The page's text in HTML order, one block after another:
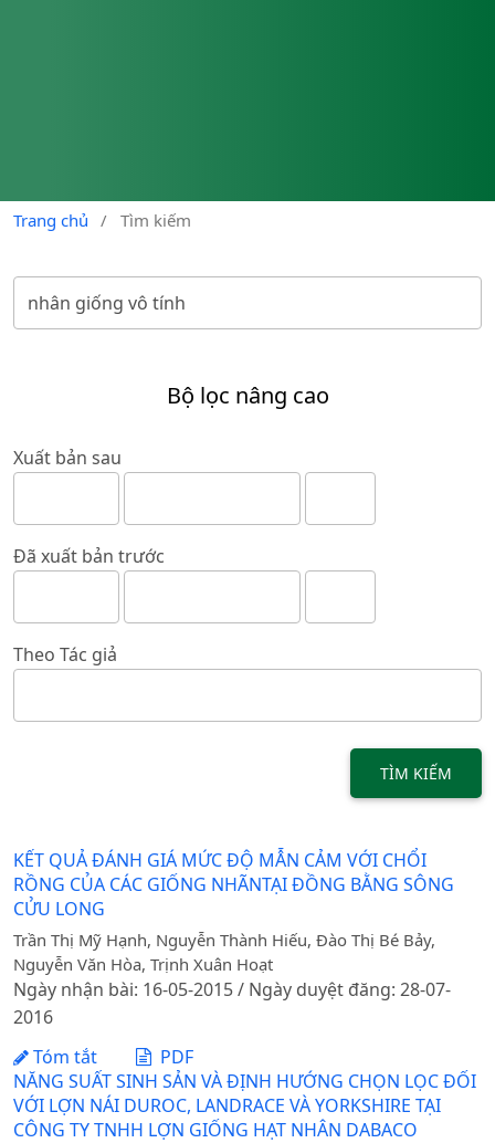
Trang chủ / Tìm kiếm
Bộ lọc nâng cao
Xuất bản sau
Đã xuất bản trước
Theo Tác giả
TÌM KIẾM
KẾT QUẢ ĐÁNH GIÁ MỨC ĐỘ MẪN CẢM VỚI CHỔI
RỒNG CỦA CÁC GIỐNG NHÃNTẠI ĐỒNG BẰNG SÔNG
CỬU LONG
Trần Thị Mỹ Hạnh, Nguyễn Thành Hiếu, Đào Thị Bé Bảy,
Nguyễn Văn Hòa, Trịnh Xuân Hoạt
Ngày nhận bài: 16-05-2015 / Ngày duyệt đăng: 28-07-
2016
Tóm tắt
PDF
NĂNG SUẤT SINH SẢN VÀ ĐỊNH HƯỚNG CHỌN LỌC ĐỐI
VỚI LỢN NÁI DUROC, LANDRACE VÀ YORKSHIRE TẠI
CÔNG TY TNHH LỢN GIỐNG HẠT NHÂN DABACO